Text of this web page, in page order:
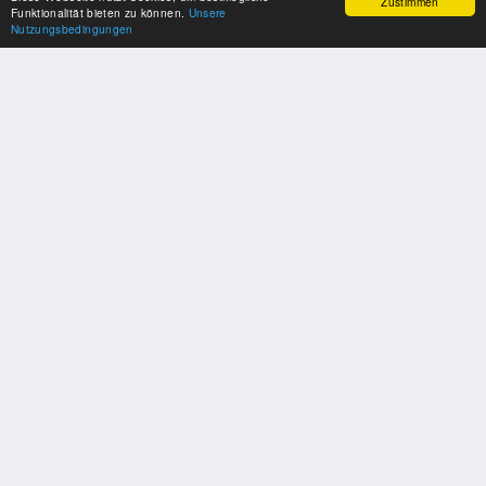
Funktionalität bieten zu können. Unsere
Nutzungsbedingungen